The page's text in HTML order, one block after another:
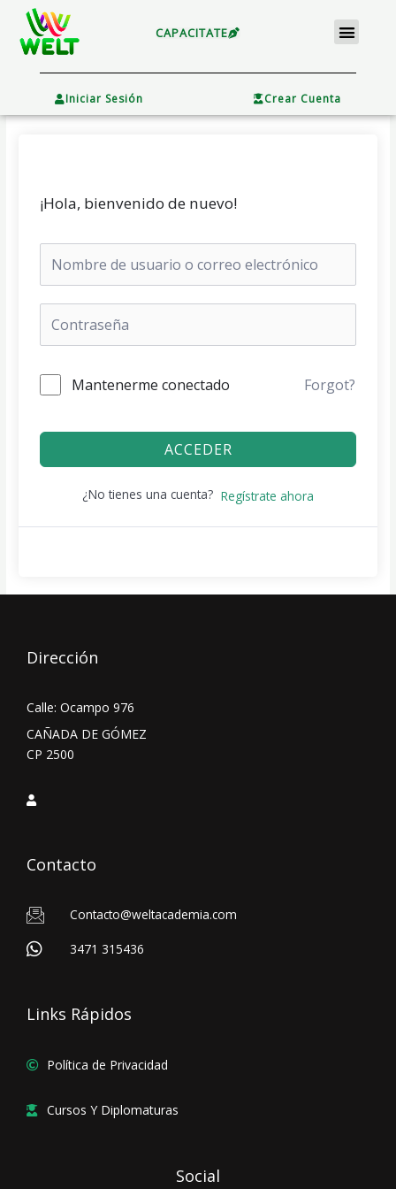
contenido
CAPACITATE Menu
Iniciar Sesión Crear Cuenta
¡Hola, bienvenido de nuevo!
Mantenerme conectado Forgot?
ACCEDER
¿No tienes una cuenta? Regístrate ahora
Dirección
Calle: Ocampo 976
CAÑADA DE GÓMEZ
CP 2500
Contacto
Contacto@weltacademia.com
3471 315436
Links Rápidos
Política de Privacidad
Cursos Y Diplomaturas
Social